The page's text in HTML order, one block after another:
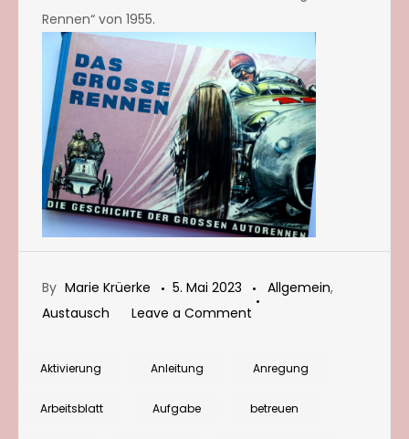
Rennen“ von 1955.
By Marie Krüerke 5. Mai 2023 Allgemein,
Austausch
Leave a Comment
für
Aktivierungen:
Aktivierung Anleitung Anregung
Arbeitsblatt Aufgabe betreuen